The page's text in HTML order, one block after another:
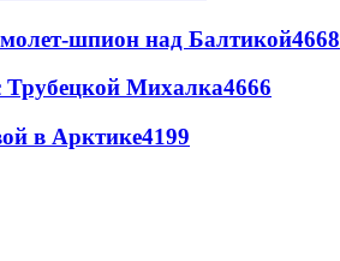
шпион над Балтикой4668
Трубецкой Михалка4666
в Арктике4199